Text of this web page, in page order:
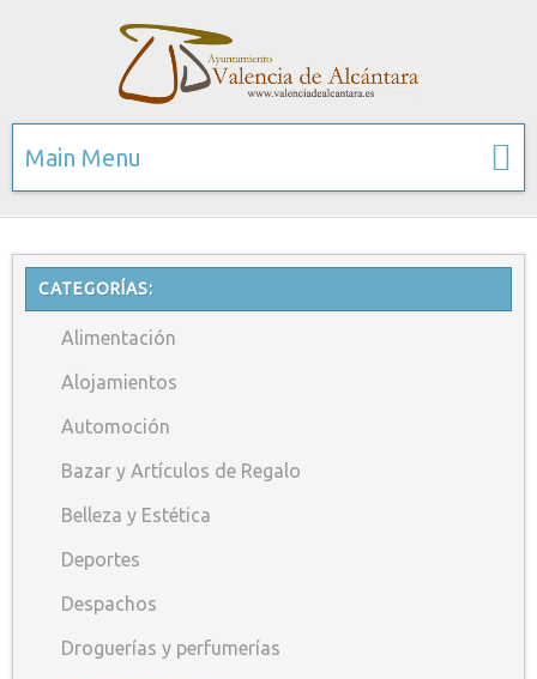
Main Menu
CATEGORÍAS:
Alimentación
Alojamientos
Automoción
Bazar y Artículos de Regalo
Belleza y Estética
Deportes
Despachos
Droguerías y perfumerías